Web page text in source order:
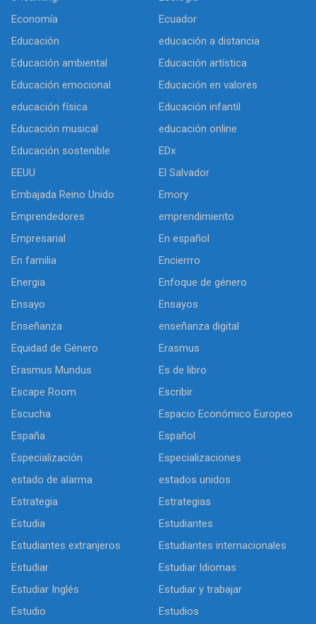
Economía
Ecuador
Educación
educación a distancia
Educación ambiental
Educación artística
Educación emocional
Educación en valores
educación física
Educación infantil
Educación musical
educación online
Educación sostenible
EDx
EEUU
El Salvador
Embajada Reino Unido
Emory
Emprendedores
emprendimiento
Empresarial
En español
En familia
Encierrro
Energia
Enfoque de género
Ensayo
Ensayos
Enseñanza
enseñanza digital
Equidad de Género
Erasmus
Erasmus Mundus
Es de libro
Escape Room
Escribir
Escucha
Espacio Económico Europeo
España
Español
Especialización
Especializaciones
estado de alarma
estados unidos
Estrategia
Estrategias
Estudia
Estudiantes
Estudiantes extranjeros
Estudiantes internacionales
Estudiar
Estudiar Idiomas
Estudiar Inglés
Estudiar y trabajar
Estudio
Estudios